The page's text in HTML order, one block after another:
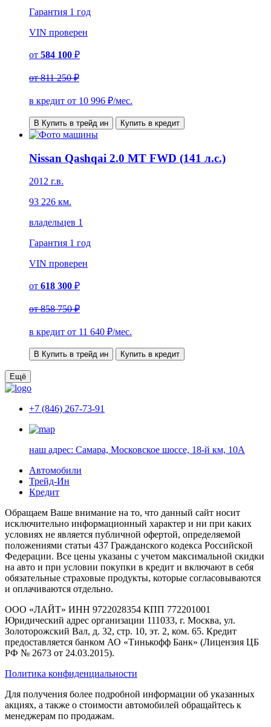
Гарантия 1 год
VIN проверен
от 584 100 ₽
от811 250 ₽
в кредит от 10 996 ₽/мес.
В Купить в трейд ин Купить в кредит
Nissan Qashqai 2.0 MT FWD (141 л.с.)
2012 г.в.
93 226 км.
владельцев 1
Гарантия 1 год
VIN проверен
от 618 300 ₽
от858 750 ₽
в кредит от 11 640 ₽/мес.
В Купить в трейд ин Купить в кредит
Ещё
+7 (846) 267-73-91
наш адрес: Самара, Московское шоссе, 18-й км, 10А
Автомобили
Трейд-Ин
Кредит
Обращаем Ваше внимание на то, что данный сайт носит
исключительно информационный характер и ни при каких
условиях не является публичной офертой, определяемой
положениями статьи 437 Гражданского кодекса Российской
Федерации. Все цены указаны с учетом максимальной скидки
на авто и при условии покупки в кредит и включают в себя
обязательные страховые продукты, которые согласовываются
и оплачиваются отдельно.
ООО «ЛАЙТ» ИНН 9722028354 КПП 772201001
Юридический адрес организации 111033, г. Москва, ул.
Золоторожский Вал, д. 32, стр. 10, эт. 2, ком. 65. Кредит
предоставляется банком АО «Тинькофф Банк» (Лицензия ЦБ
РФ № 2673 от 24.03.2015).
Политика конфиденциальности
Для получения более подробной информации об указанных
акциях, а также о стоимости автомобилей обращайтесь к
менеджерам по продажам.